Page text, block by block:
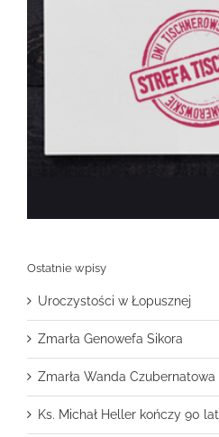
Ostatnie wpisy
Uroczystości w Łopusznej
Zmarła Genowefa Sikora
Zmarła Wanda Czubernatowa
Ks. Michał Heller kończy 90 lat